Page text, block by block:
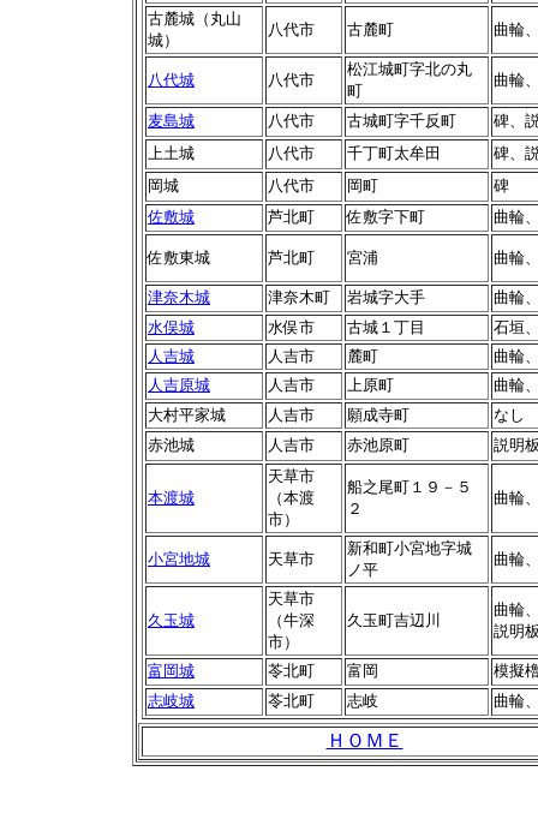
古麓城（丸山
城）
八代市 古麓町 曲輪
八代城 八代市
松江城町字北の丸
町
曲輪
麦島城 八代市 古城町字千反町
碑、
上土城
八代市 千丁町太牟田
碑、
岡城
八代市 岡町
碑
佐敷城
芦北町 佐敷字下町 曲輪
佐敷東城 芦北町 宮浦 曲輪
津奈木城 津奈木町 岩城字大手
曲輪
水俣城
水俣市 古城１丁目
石垣
人吉城
人吉市 麓町
曲輪
人吉原城
人吉市 上原町
曲輪
大村平家城
人吉市 願成寺町
なし
赤池城
人吉市 赤池原町 説明
本渡城
天草市
（本渡
市）
船之尾町１９－５
２
曲輪
小宮地城 天草市
新和町小宮地字城
ノ平
曲輪
久玉城
天草市
（牛深
市）
久玉町吉辺川
曲輪
説明
富岡城 苓北町 富岡
模擬
志岐城
苓北町 志岐 曲輪
ＨＯＭＥ